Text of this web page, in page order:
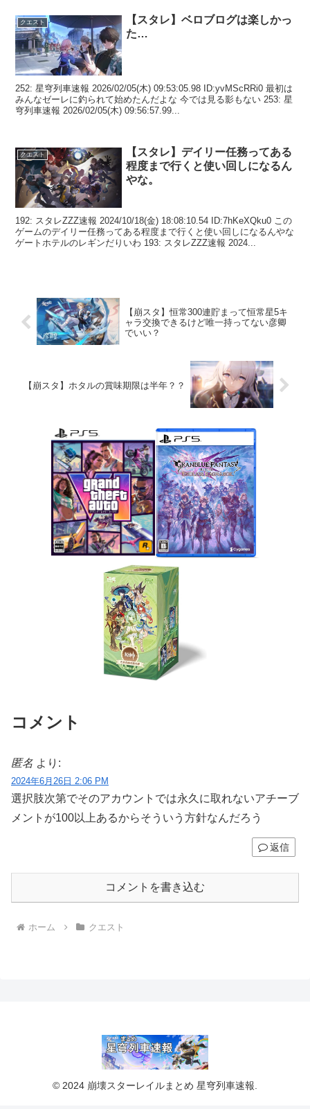
クエスト
【スタレ】ベロブログは楽しかっ
た…
252: 星穹列車速報 2026/02/05(木) 09:53:05.98 ID:yvMScRRi0 最初は
みんなゼーレに釣られて始めたんだよな 今では見る影もない 253: 星
穹列車速報 2026/02/05(木) 09:56:57.99...
クエスト
【スタレ】デイリー任務ってある
程度まで行くと使い回しになるん
やな。
192: スタレZZZ速報 2024/10/18(金) 18:08:10.54 ID:7hKeXQku0 この
ゲームのデイリー任務ってある程度まで行くと使い回しになるんやな
ゲートホテルのレギンだりいわ 193: スタレZZZ速報 2024...
【崩スタ】恒常300連貯まって恒常星5キ
ャラ交換できるけど唯一持ってない彦卿
でいい？
【崩スタ】ホタルの賞味期限は半年？？
コメント
匿名 より:
2024年6月26日 2:06 PM
選択肢次第でそのアカウントでは永久に取れないアチーブ
メントが100以上あるからそういう方針なんだろう
返信
コメントを書き込む
ホーム クエスト
© 2024 崩壊スターレイルまとめ 星穹列車速報.